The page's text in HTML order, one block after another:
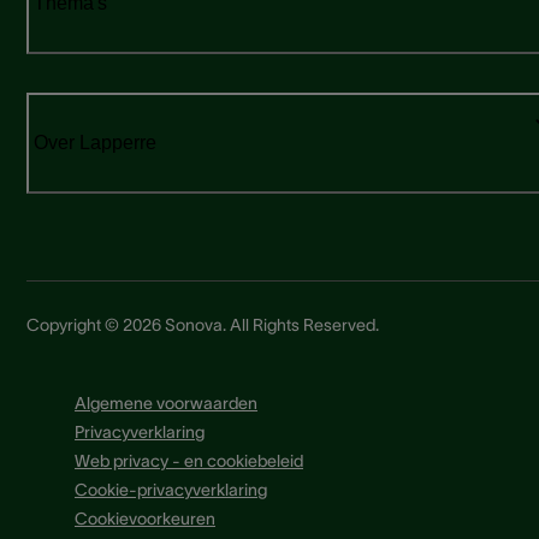
Over Lapperre
Copyright © 2026 Sonova. All Rights Reserved.
Algemene voorwaarden
Privacyverklaring
Web privacy - en cookiebeleid
Cookie-privacyverklaring
Cookievoorkeuren